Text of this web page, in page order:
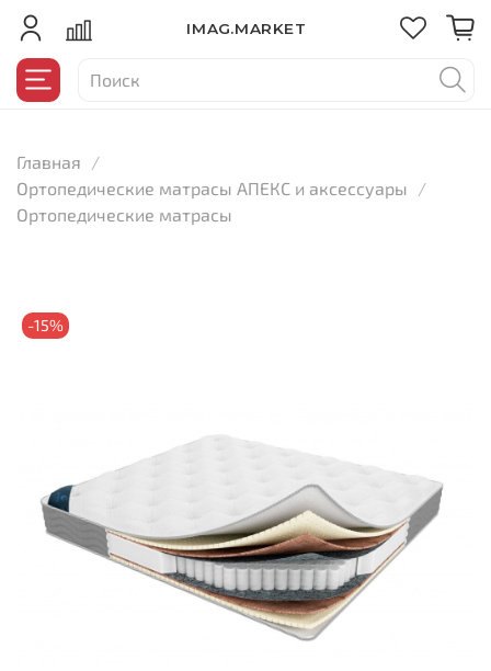
IMAG.MARKET
Главная
Ортопедические матрасы АПЕКС и аксессуары
Ортопедические матрасы
-15%